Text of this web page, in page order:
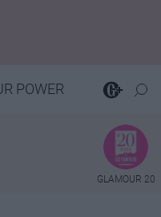
POWER
GLAMOUR 20